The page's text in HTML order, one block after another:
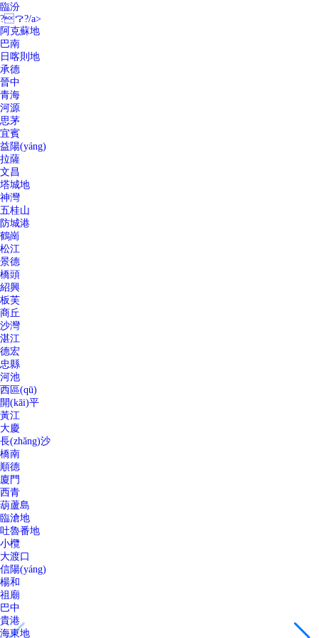
臨汾
?？?/a>
阿克蘇地
巴南
日喀則地
承德
晉中
青海
河源
思茅
宜賓
益陽(yáng)
拉薩
文昌
塔城地
神灣
五桂山
防城港
鶴崗
松江
景德
橋頭
紹興
板芙
商丘
沙灣
湛江
德宏
忠縣
河池
西區(qū)
開(kāi)平
黃江
大慶
長(zhǎng)沙
橋南
順德
廈門
西青
葫蘆島
臨滄地
吐魯番地
小欖
大渡口
信陽(yáng)
楊和
祖廟
巴中
貴港
海東地